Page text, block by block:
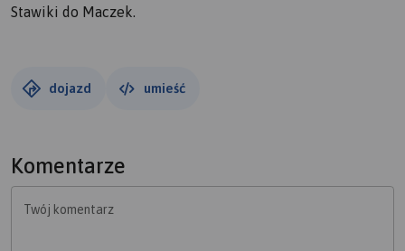
Stawiki do Maczek.
dojazd umieść
Komentarze
Twój komentarz